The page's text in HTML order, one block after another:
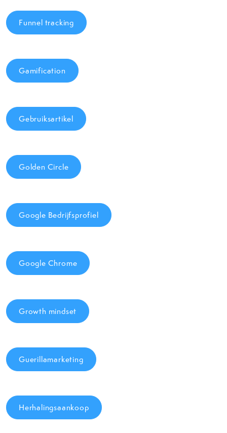
Funnel tracking
Gamification
Gebruiksartikel
Golden Circle
Google Bedrijfsprofiel
Google Chrome
Growth mindset
Guerillamarketing
Herhalingsaankoop